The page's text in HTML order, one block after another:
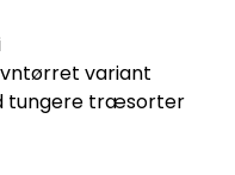
variant
tungere træsorter